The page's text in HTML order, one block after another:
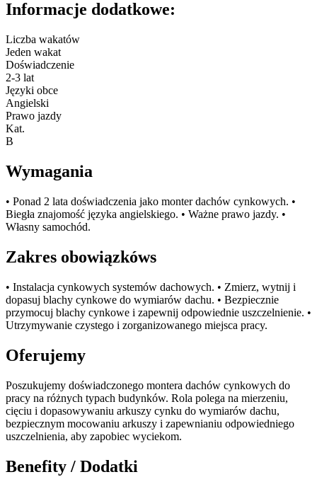
Informacje dodatkowe:
Liczba wakatów
Jeden wakat
Doświadczenie
2-3 lat
Języki obce
Angielski
Prawo jazdy
Kat.
B
Wymagania
• Ponad 2 lata doświadczenia jako monter dachów cynkowych. •
Biegła znajomość języka angielskiego. • Ważne prawo jazdy. •
Własny samochód.
Zakres obowiązkóws
• Instalacja cynkowych systemów dachowych. • Zmierz, wytnij i
dopasuj blachy cynkowe do wymiarów dachu. • Bezpiecznie
przymocuj blachy cynkowe i zapewnij odpowiednie uszczelnienie. •
Utrzymywanie czystego i zorganizowanego miejsca pracy.
Oferujemy
Poszukujemy doświadczonego montera dachów cynkowych do
pracy na różnych typach budynków. Rola polega na mierzeniu,
cięciu i dopasowywaniu arkuszy cynku do wymiarów dachu,
bezpiecznym mocowaniu arkuszy i zapewnianiu odpowiedniego
uszczelnienia, aby zapobiec wyciekom.
Benefity / Dodatki